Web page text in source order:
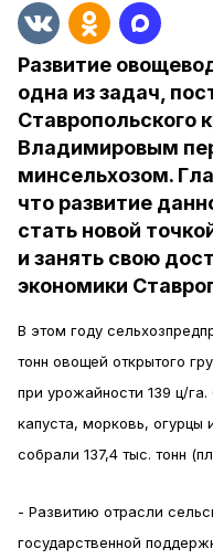
Развитие
одна из задач,
Ставропольского
Владимировым
минсельхозом.
что развитие
стать новой
и занять свою
экономики
В этом году
тонн овощей открытого
при урожайности 139 ц/
капуста, морковь, огурцы
собрали 137,4 тыс. тонн
- Развитию отрасли
государственной